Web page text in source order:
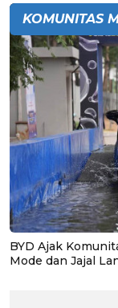
KOMUNITAS
BYD Ajak
Mode dan Jajal